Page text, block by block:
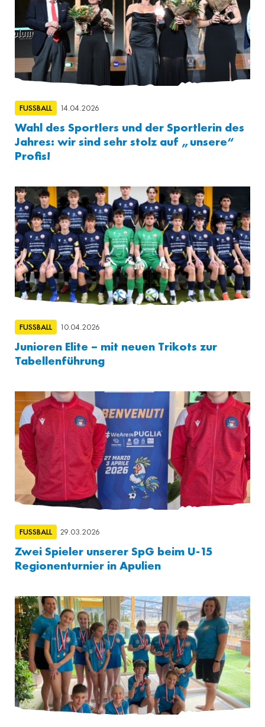
FUSSBALL 14.04.2026
Wahl des Sportlers und der Sportlerin des
Jahres: wir sind sehr stolz auf „unsere“
Profis!
FUSSBALL 10.04.2026
Junioren Elite – mit neuen Trikots zur
Tabellenführung
FUSSBALL 29.03.2026
Zwei Spieler unserer SpG beim U-15
Regionenturnier in Apulien